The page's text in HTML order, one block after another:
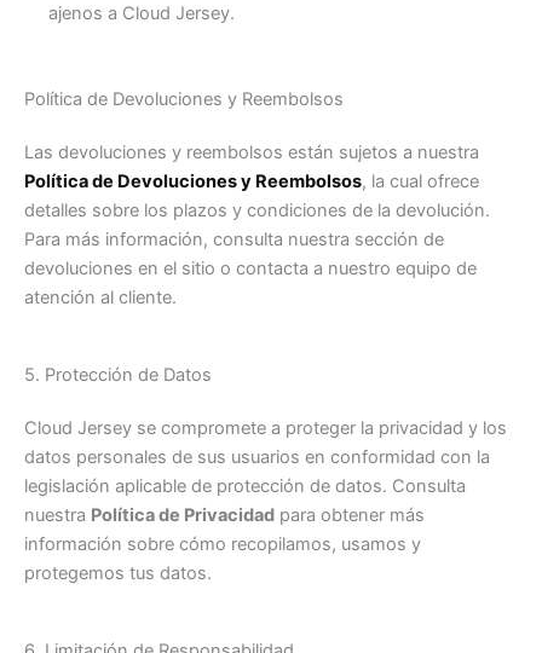
ajenos a Cloud Jersey.
Política de Devoluciones y Reembolsos
Las devoluciones y reembolsos están sujetos a nuestra
Política de Devoluciones y Reembolsos, la cual ofrece
detalles sobre los plazos y condiciones de la devolución.
Para más información, consulta nuestra sección de
devoluciones en el sitio o contacta a nuestro equipo de
atención al cliente.
5. Protección de Datos
Cloud Jersey se compromete a proteger la privacidad y los
datos personales de sus usuarios en conformidad con la
legislación aplicable de protección de datos. Consulta
nuestra Política de Privacidad para obtener más
información sobre cómo recopilamos, usamos y
protegemos tus datos.